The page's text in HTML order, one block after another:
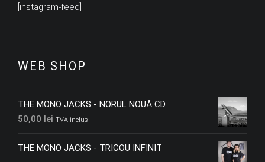
[instagram-feed]
WEB SHOP
THE MONO JACKS - NORUL NOUĂ CD
50,00 lei TVA inclus
THE MONO JACKS - TRICOU INFINIT